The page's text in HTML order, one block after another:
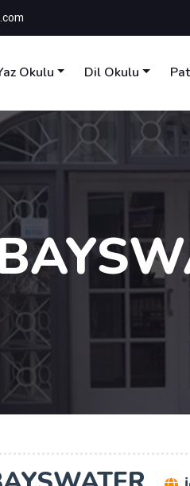
Okulu Dil Okulu